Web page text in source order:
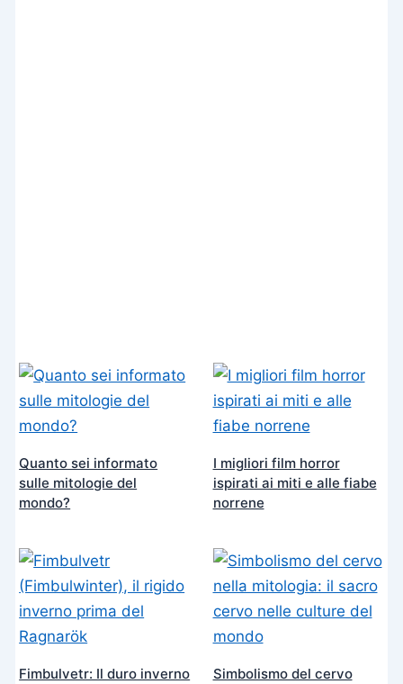
Quanto sei informato
sulle mitologie del
mondo?
I migliori film horror
ispirati ai miti e alle fiabe
norrene
Fimbulvetr: Il duro inverno
Simbolismo del cervo